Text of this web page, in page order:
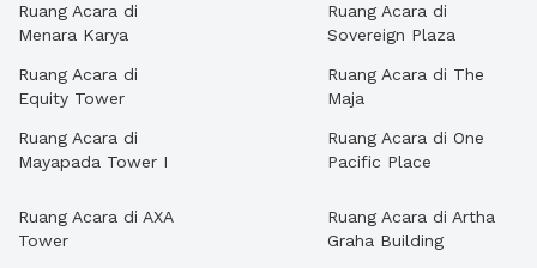
Ruang Acara di
Menara Karya
Ruang Acara di
Equity Tower
Ruang Acara di
Mayapada Tower I
Ruang Acara di
Sovereign Plaza
Ruang Acara di The
Maja
Ruang Acara di One
Pacific Place
Ruang Acara di AXA
Tower
Ruang Acara di Artha
Graha Building